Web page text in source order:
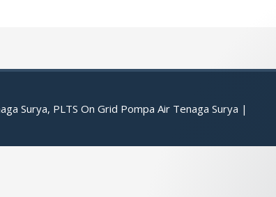
Surya, PLTS On Grid Pompa Air Tenaga Surya |